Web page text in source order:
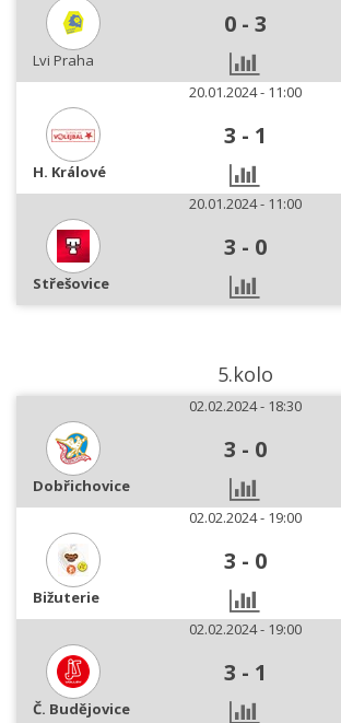
0 - 3
Lvi Praha
20.01.2024 - 11:00
3 - 1
H. Králové
20.01.2024 - 11:00
3 - 0
Střešovice
5.kolo
02.02.2024 - 18:30
3 - 0
Dobřichovice
02.02.2024 - 19:00
3 - 0
Bižuterie
02.02.2024 - 19:00
3 - 1
Č. Budějovice